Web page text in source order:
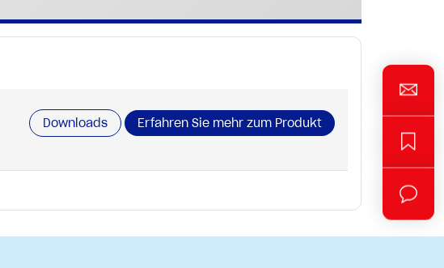
Downloads Erfahren Sie mehr zum Produkt